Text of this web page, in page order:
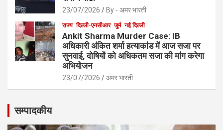
23/07/2026 By - अमर भारती
राज्य दिल्ली-एनसीआर जुर्म नई दिल्ली
Ankit Sharma Murder Case: IB
अधिकारी अंकित शर्मा हत्याकांड में आज सजा पर
सुनवाई, दोषियों को अधिकतम सजा की मांग करेगा
अभियोजन
23/07/2026 अमर भारती
सम्पादकीय